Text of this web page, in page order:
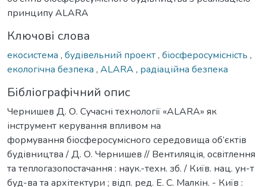
принципу ALARA
Ключові слова
екосистема , будівельний проект, біосферосумісність ,
екологічна безпека , ALARA , радіаційна безпека
Бібліографічний опис
Чернишев Д. О. Сучасні технології «ALARA» як
інструмент керування впливом на
формування біосферосумісного середовища об’єктів
будівництва / Д. О. Чернишев // Вентиляція, освітлення
та теплогазопостачання : наук.-техн. зб. / Київ. нац. ун-т
буд-ва та архітектури ; відп. ред. Е. С. Малкін. - Київ :